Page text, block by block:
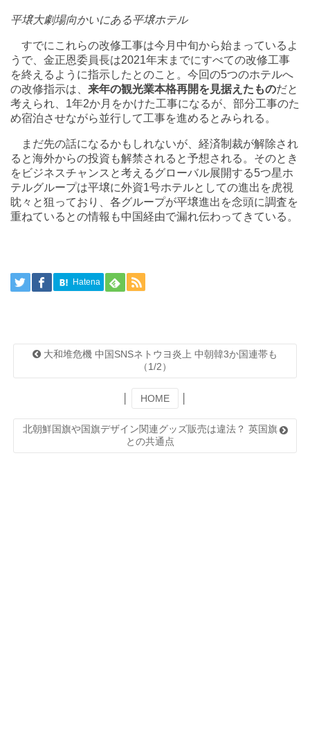
平壌大劇場向かいにある平壌ホテル
すでにこれらの改修工事は今月中旬から始まっているよ
うで、金正恩委員長は2021年末までにすべての改修工事
を終えるように指示したとのこと。今回の5つのホテルへ
の改修指示は、 来年の観光業本格再開を見据えたものだと
考えられ、1年2か月をかけた工事になるが、部分工事のた
め宿泊させながら並行して工事を進めるとみられる。
まだ先の話になるかもしれないが、経済制裁が解除され
ると海外からの投資も解禁されると予想される。そのとき
をビジネスチャンスと考えるグローバル展開する5つ星ホ
テルグループは平壌に外資1号ホテルとしての進出を虎視
眈々と狙っており、各グループが平壌進出を念頭に調査を
重ねているとの情報も中国経由で漏れ伝わってきている。
Hatena
大和堆危機 中国SNSネトウヨ炎上 中朝韓3か国連帯も
（1/2）
HOME
北朝鮮国旗や国旗デザイン関連グッズ販売は違法？ 英国旗
との共通点